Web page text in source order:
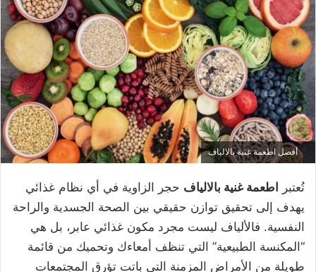
أفضل اطعمة غنية بالالياف​
تُعتبر اطعمة غنية بالالياف حجر الزاوية في أي نظام غذائي
يهدف إلى تحقيق توازن حقيقي بين الصحة الجسدية والراحة
النفسية. فالألياف ليست مجرد مكون غذائي عابر، بل هي
“المكنسة الطبيعية” التي تنظف أمعاءك وتحميك من قائمة
طويلة من الأمراض المزمنة التي باتت تؤرق المجتمعات